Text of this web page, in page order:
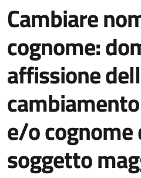
Cambiare
cognome:
affissione
e/o cognome
soggetto